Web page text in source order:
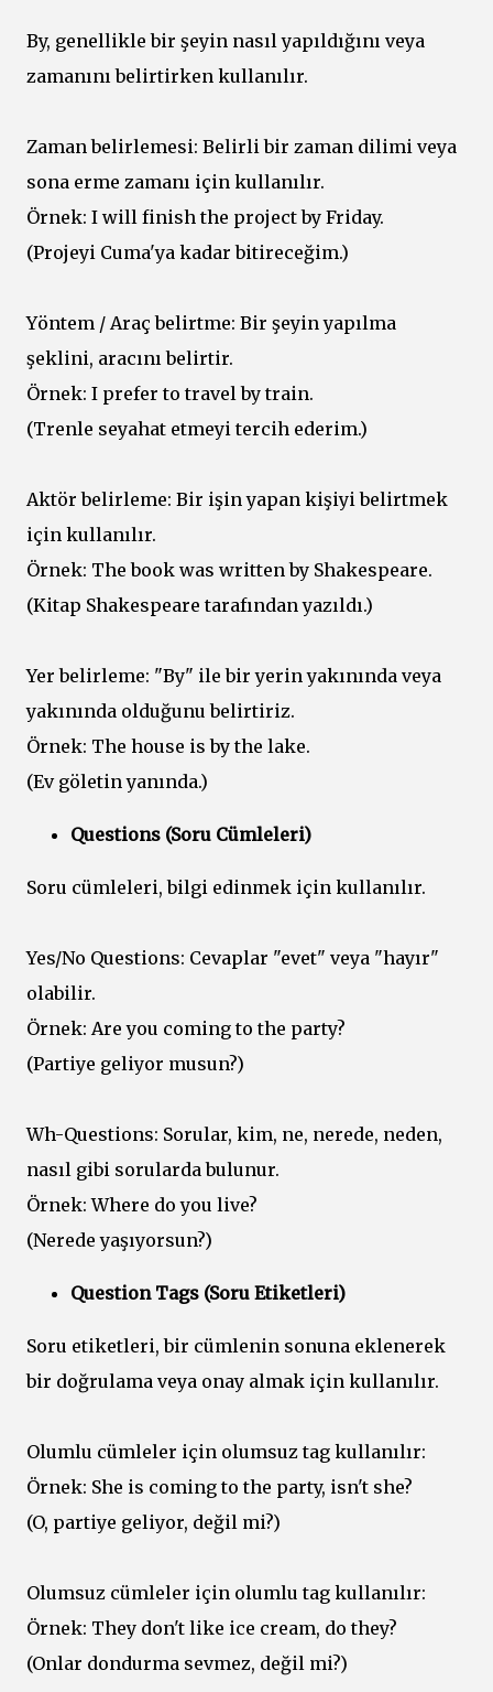
By, genellikle bir şeyin nasıl yapıldığını veya
zamanını belirtirken kullanılır.
Zaman belirlemesi: Belirli bir zaman dilimi veya
sona erme zamanı için kullanılır.
Örnek: I will finish the project by Friday.
(Projeyi Cuma'ya kadar bitireceğim.)
Yöntem / Araç belirtme: Bir şeyin yapılma
şeklini, aracını belirtir.
Örnek: I prefer to travel by train.
(Trenle seyahat etmeyi tercih ederim.)
Aktör belirleme: Bir işin yapan kişiyi belirtmek
için kullanılır.
Örnek: The book was written by Shakespeare.
(Kitap Shakespeare tarafından yazıldı.)
Yer belirleme: "By" ile bir yerin yakınında veya
yakınında olduğunu belirtiriz.
Örnek: The house is by the lake.
(Ev göletin yanında.)
Questions (Soru Cümleleri)
Soru cümleleri, bilgi edinmek için kullanılır.
Yes/No Questions: Cevaplar "evet" veya "hayır"
olabilir.
Örnek: Are you coming to the party?
(Partiye geliyor musun?)
Wh-Questions: Sorular, kim, ne, nerede, neden,
nasıl gibi sorularda bulunur.
Örnek: Where do you live?
(Nerede yaşıyorsun?)
Question Tags (Soru Etiketleri)
Soru etiketleri, bir cümlenin sonuna eklenerek
bir doğrulama veya onay almak için kullanılır.
Olumlu cümleler için olumsuz tag kullanılır:
Örnek: She is coming to the party, isn't she?
(O, partiye geliyor, değil mi?)
Olumsuz cümleler için olumlu tag kullanılır:
Örnek: They don't like ice cream, do they?
(Onlar dondurma sevmez, değil mi?)